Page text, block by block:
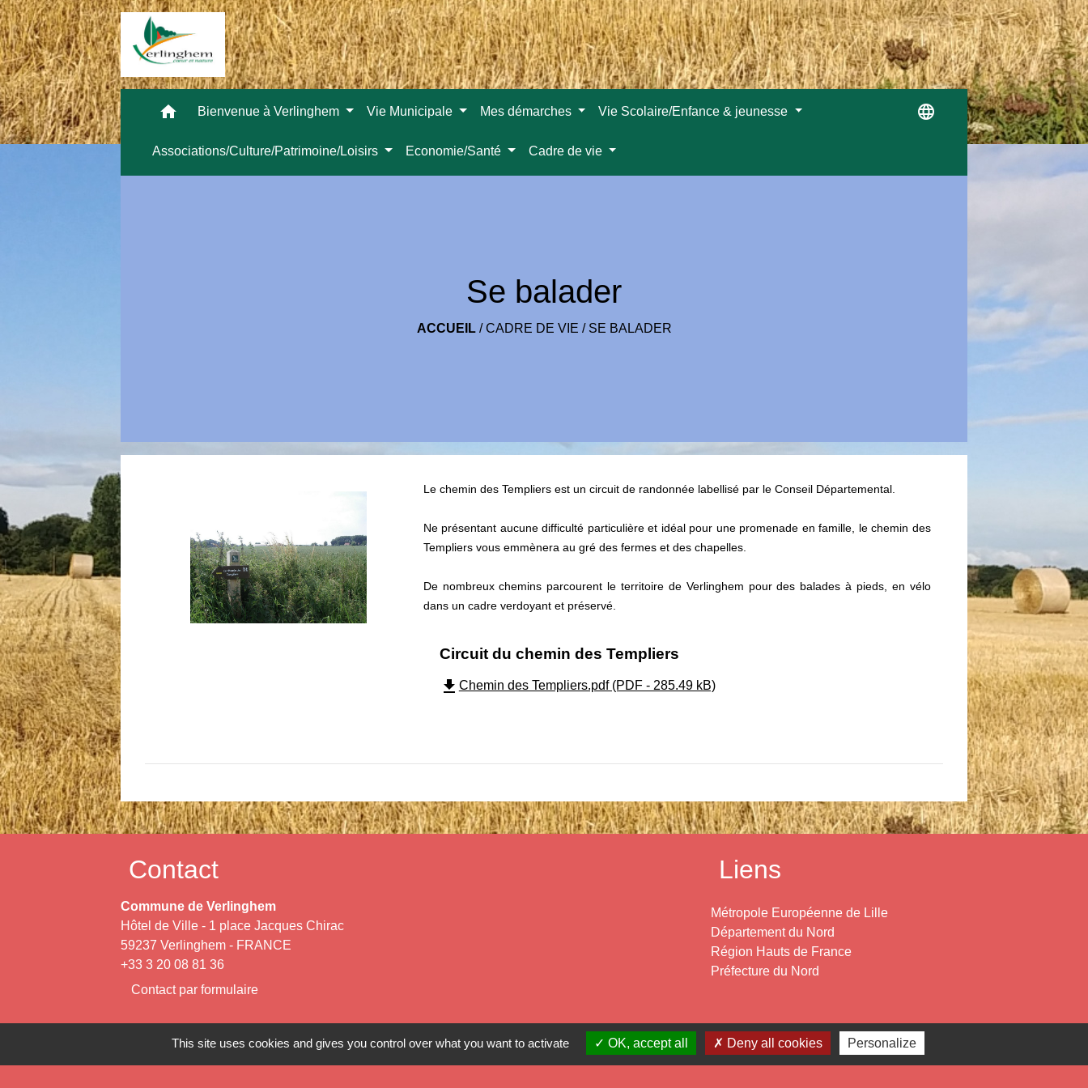
home Bienvenue à Verlinghem Vie Municipale Mes démarches Vie Scolaire/Enfance & jeunesse
Associations/Culture/Patrimoine/Loisirs Economie/Santé Cadre de vie
language
Se balader
ACCUEIL/CADRE DE VIE / SE BALADER
Le chemin des Templiers est un circuit de randonnée labellisé par le Conseil Départemental.
Ne présentant aucune difficulté particulière et idéal pour une promenade en famille, le chemin des
Templiers vous emmènera au gré des fermes et des chapelles.
De nombreux chemins parcourent le territoire de Verlinghem pour des balades à pieds, en vélo
dans un cadre verdoyant et préservé.
Circuit du chemin des Templiers
file_downloadChemin des Templiers.pdf (PDF - 285.49 kB)
Contact
Commune de Verlinghem
Hôtel de Ville - 1 place Jacques Chirac
59237 Verlinghem - FRANCE
+33 3 20 08 81 36
Contact par formulaire
Liens
Métropole Européenne de Lille
Département du Nord
Région Hauts de France
Préfecture du Nord
Mentions légales - Politique de confidentialité - Accessibilité - Plan du site - Gestion des cookies
This site uses cookies and gives you control over what you want to activate OK, accept all Deny all cookies Personalize